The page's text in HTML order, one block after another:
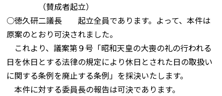
（賛成者起立）
○徳久研二議長 起立全員であります。よって、本件は
原案のとおり可決されました。
これより、議案第９号「昭和天皇の大喪の礼の行われる
日を休日とする法律の規定により休日とされた日の取扱い
に関する条例を廃止する条例」を採決いたします。
本件に対する委員長の報告は可決であります。